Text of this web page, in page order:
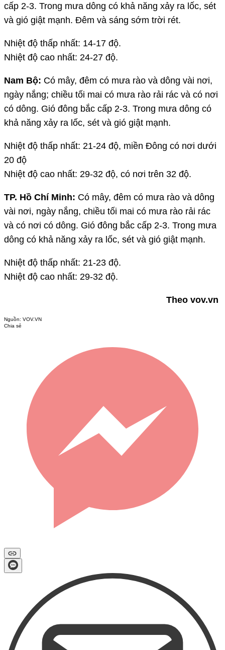
cấp 2-3. Trong mưa dông có khả năng xảy ra lốc, sét
và gió giật mạnh. Đêm và sáng sớm trời rét.
Nhiệt độ thấp nhất: 14-17 độ.
Nhiệt độ cao nhất: 24-27 độ.
Nam Bộ: Có mây, đêm có mưa rào và dông vài nơi,
ngày nắng; chiều tối mai có mưa rào rải rác và có nơi
có dông. Gió đông bắc cấp 2-3. Trong mưa dông có
khả năng xảy ra lốc, sét và gió giật mạnh.
Nhiệt độ thấp nhất: 21-24 độ, miền Đông có nơi dưới
20 độ
Nhiệt độ cao nhất: 29-32 độ, có nơi trên 32 độ.
TP. Hồ Chí Minh: Có mây, đêm có mưa rào và dông
vài nơi, ngày nắng, chiều tối mai có mưa rào rải rác
và có nơi có dông. Gió đông bắc cấp 2-3. Trong mưa
dông có khả năng xảy ra lốc, sét và gió giật mạnh.
Nhiệt độ thấp nhất: 21-23 độ.
Nhiệt độ cao nhất: 29-32 độ.
Theo vov.vn
Nguồn: VOV.VN
Chia sẻ